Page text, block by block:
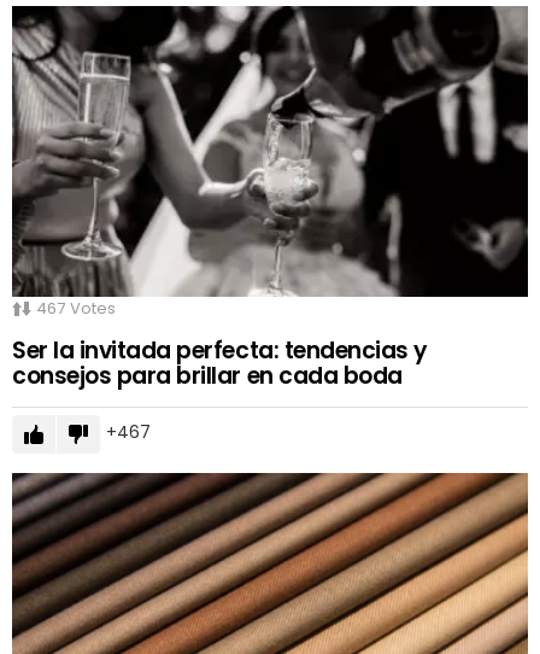
467 Votes
Ser la invitada perfecta: tendencias y
consejos para brillar en cada boda
467